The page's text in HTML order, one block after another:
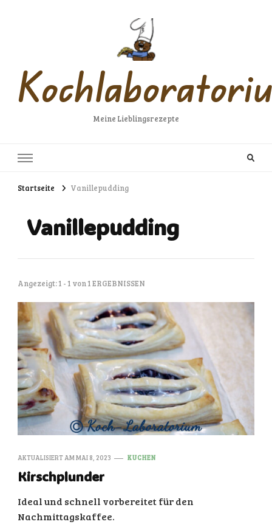
Meine Lieblingsrezepte
Startseite Vanillepudding
Vanillepudding
Angezeigt: 1 - 1 von 1 ERGEBNISSEN
AKTUALISIERT AMMAI 8, 2023 KUCHEN
Kirschplunder
Ideal und schnell vorbereitet für den
Nachmittagskaffee.